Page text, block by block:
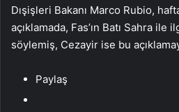
Dışişleri Bakanı Marco Rubio,
açıklamada, Fas’ın Batı Sahra ile
söylemiş, Cezayir ise bu
Paylaş